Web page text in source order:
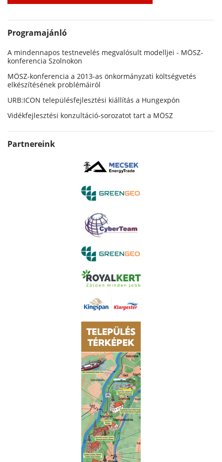
Programajánló
A mindennapos testnevelés megvalósult modelljei - MÖSZ-
konferencia Szolnokon
MÖSZ-konferencia a 2013-as önkormányzati költségvetés
elkészítésének problémáiról
URB:ICON településfejlesztési kiállítás a Hungexpón
Vidékfejlesztési konzultáció-sorozatot tart a MÖSZ
Partnereink